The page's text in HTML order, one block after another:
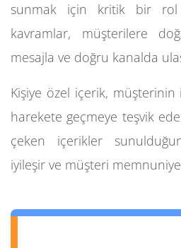
sunmak için kritik bir
kavramlar, müşterilere
mesajla ve doğru kanalda
Kişiye özel içerik, müşterinin
harekete geçmeye teşvik
çeken içerikler
iyileşir ve müşteri